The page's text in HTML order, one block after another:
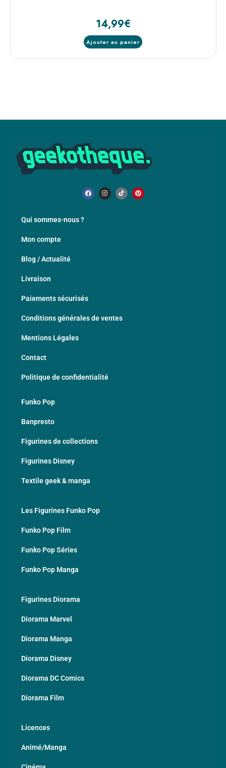
14,99€
Ajouter au panier
Qui sommes-nous ?
Mon compte
Blog / Actualité
Livraison
Paiements sécurisés
Conditions générales de ventes
Mentions Légales
Contact
Politique de confidentialité
Funko Pop
Banpresto
Figurines de collections
Figurines Disney
Textile geek & manga
Les Figurines Funko Pop
Funko Pop Film
Funko Pop Séries
Funko Pop Manga
Figurines Diorama
Diorama Marvel
Diorama Manga
Diorama Disney
Diorama DC Comics
Diorama Film
Licences
Animé/Manga